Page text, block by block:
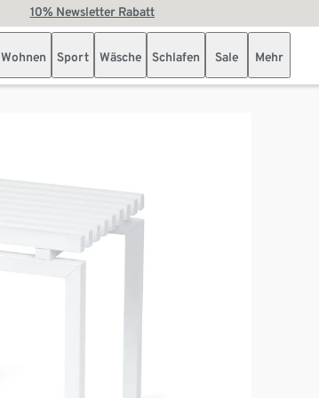
10% Newsletter Rabatt
Wohnen Sport Wäsche Schlafen Sale Mehr